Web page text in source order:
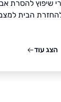
להסרת אבק, לכלוך
הבית למצב מושלם.